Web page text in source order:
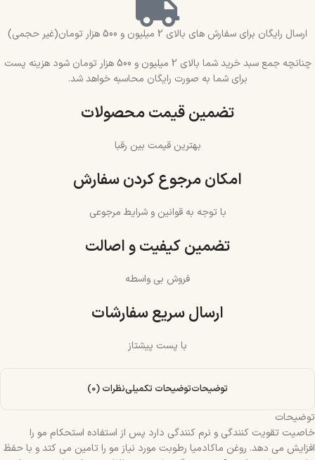
ارسال رایگان برای سفارش های بالای 2 میلیون و 500 هزار تومان(غیر حجمی)
چنانچه جمع سبد خرید شما بالای 2 میلیون و 500 هزار تومان شود هزینه پست
برای شما به صورت رایگان محاسبه خواهد شد.
تضمین قیمت محصولات
بهترین قیمت بین رقبا
امکان مرجوع کردن سفارش
با توجه به قوانین و شرایط مرجوعی
تضمین کیفیت و اصالت
فروش بی واسطه
ارسال سریع سفارشات
با پست پیشتاز
توضیحاتتوضیحات تکمیلینظرات (0)
توضیحات
خاصیت تقویت کنندگی و نرم کنندگی دارد پس از استفاده استحکام مو را
افزایش می دهد. روغن ماکادمیا رطوبت مورد نیاز مو را تامین می کتد و با حفظ